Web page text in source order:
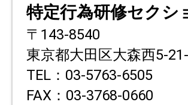
特定行為研修セクシ
〒143-8540
東京都大田区大森西5-
TEL：03-5763-6505
FAX：03-3768-0660